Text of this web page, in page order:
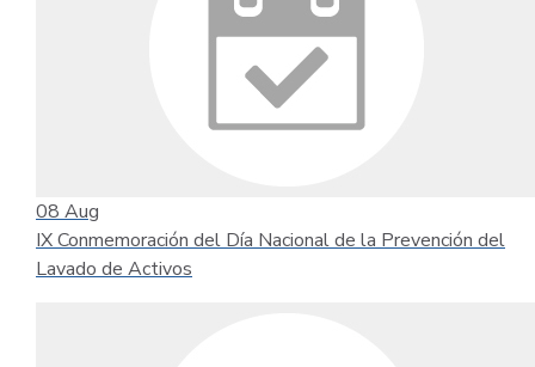
08 Aug
IX Conmemoración del Día Nacional de la Prevención del
Lavado de Activos